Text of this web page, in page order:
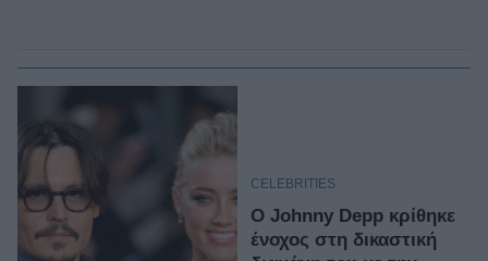
CELEBRITIES
O Johnny Depp κρίθηκε
ένοχος στη δικαστική